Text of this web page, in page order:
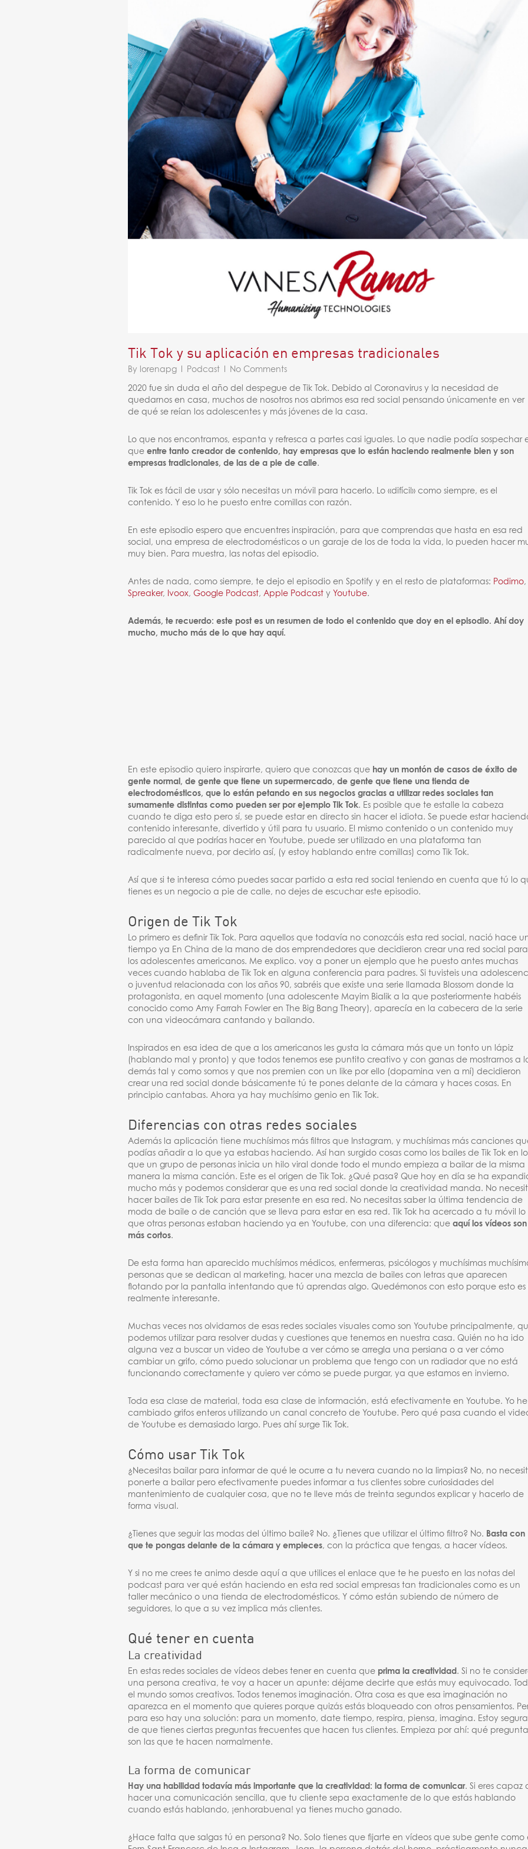
Tik Tok y su aplicación en empresas tradicionales
By lorenapg Podcast No Comments
2020 fue sin duda el año del despegue de Tik Tok. Debido al Coronavirus y la necesidad de
quedarnos en casa, muchos de nosotros nos abrimos esa red social pensando únicamente en ver
de qué se reían los adolescentes y más jóvenes de la casa.
Lo que nos encontramos, espanta y refresca a partes casi iguales. Lo que nadie podía sospechar
queentre tanto creador de contenido, hay empresas que lo están haciendo realmente bien y son
empresas tradicionales, de las de a pie de calle.
Tik Tok es fácil de usar y sólo necesitas un móvil para hacerlo. Lo «difícil» como siempre, es el
contenido. Y eso lo he puesto entre comillas con razón.
En este episodio espero que encuentres inspiración, para que comprendas que hasta en esa red
social, una empresa de electrodomésticos o un garaje de los de toda la vida, lo pueden hacer
muy bien. Para muestra, las notas del episodio.
Antes de nada, como siempre, te dejo el episodio en Spotify y en el resto de plataformas: Podimo,
Spreaker, Ivoox,Google Podcast, Apple Podcast y Youtube.
Además, te recuerdo: este post es un resumen de todo el contenido que doy en el episodio. Ahí doy
mucho, mucho más de lo que hay aquí.
En este episodio quiero inspirarte, quiero que conozcas que hay un montón de casos de éxito de
gente normal, de gente que tiene un supermercado, de gente que tiene una tienda de
electrodomésticos, que lo están petando en sus negocios gracias a utilizar redes sociales tan
sumamente distintas como pueden ser por ejemplo Tik Tok. Es posible que te estalle la cabeza
cuando te diga esto pero sí, se puede estar en directo sin hacer el idiota. Se puede estar
contenido interesante, divertido y útil para tu usuario. El mismo contenido o un contenido muy
parecido al que podrías hacer en Youtube, puede ser utilizado en una plataforma tan
radicalmente nueva, por decirlo así, (y estoy hablando entre comillas) como Tik Tok.
Así que si te interesa cómo puedes sacar partido a esta red social teniendo en cuenta que tú lo
tienes es un negocio a pie de calle, no dejes de escuchar este episodio.
Origen de Tik Tok
Lo primero es definir Tik Tok. Para aquellos que todavía no conozcáis esta red social, nació hace
tiempo ya En China de la mano de dos emprendedores que decidieron crear una red social para
los adolescentes americanos. Me explico. voy a poner un ejemplo que he puesto antes muchas
veces cuando hablaba de Tik Tok en alguna conferencia para padres. Si tuvisteis una
o juventud relacionada con los años 90, sabréis que existe una serie llamada Blossom donde la
protagonista, en aquel momento (una adolescente Mayim Bialik a la que posteriormente habéis
conocido como Amy Farrah Fowler en The Big Bang Theory), aparecía en la cabecera de la serie
con una videocámara cantando y bailando.
Inspirados en esa idea de que a los americanos les gusta la cámara más que un tonto un lápiz
(hablando mal y pronto) y que todos tenemos ese puntito creativo y con ganas de mostrarnos a
demás tal y como somos y que nos premien con un like por ello (dopamina ven a mí) decidieron
crear una red social donde básicamente tú te pones delante de la cámara y haces cosas. En
principio cantabas. Ahora ya hay muchísimo genio en Tik Tok.
Diferencias con otras redes sociales
Además la aplicación tiene muchísimos más filtros que Instagram, y muchísimas más canciones
podías añadir a lo que ya estabas haciendo. Así han surgido cosas como los bailes de Tik Tok en
que un grupo de personas inicia un hilo viral donde todo el mundo empieza a bailar de la misma
manera la misma canción. Este es el origen de Tik Tok. ¿Qué pasa? Que hoy en día se ha
mucho más y podemos considerar que es una red social donde la creatividad manda. No
hacer bailes de Tik Tok para estar presente en esa red. No necesitas saber la última tendencia de
moda de baile o de canción que se lleva para estar en esa red. Tik Tok ha acercado a tu móvil lo
que otras personas estaban haciendo ya en Youtube, con una diferencia: queaquí los vídeos son
más cortos.
De esta forma han aparecido muchísimos médicos, enfermeras, psicólogos y muchísimas
personas que se dedican al marketing, hacer una mezcla de bailes con letras que aparecen
flotando por la pantalla intentando que tú aprendas algo. Quedémonos con esto porque esto es
realmente interesante.
Muchas veces nos olvidamos de esas redes sociales visuales como son Youtube principalmente,
podemos utilizar para resolver dudas y cuestiones que tenemos en nuestra casa. Quién no ha ido
alguna vez a buscar un video de Youtube a ver cómo se arregla una persiana o a ver cómo
cambiar un grifo, cómo puedo solucionar un problema que tengo con un radiador que no está
funcionando correctamente y quiero ver cómo se puede purgar, ya que estamos en invierno.
Toda esa clase de material, toda esa clase de información, está efectivamente en Youtube. Yo he
cambiado grifos enteros utilizando un canal concreto de Youtube. Pero qué pasa cuando el
de Youtube es demasiado largo. Pues ahí surge Tik Tok.
Cómo usar Tik Tok
¿Necesitas bailar para informar de qué le ocurre a tu nevera cuando no la limpias? No, no
ponerte a bailar pero efectivamente puedes informar a tus clientes sobre curiosidades del
mantenimiento de cualquier cosa, que no te lleve más de treinta segundos explicar y hacerlo de
forma visual.
¿Tienes que seguir las modas del último baile? No. ¿Tienes que utilizar el último filtro? No. Basta con
que te pongas delante de la cámara y empieces, con la práctica que tengas, a hacer vídeos.
Y si no me crees te animo desde aquí a que utilices el enlace que te he puesto en las notas del
podcast para ver qué están haciendo en esta red social empresas tan tradicionales como es un
taller mecánico o una tienda de electrodomésticos. Y cómo están subiendo de número de
seguidores, lo que a su vez implica más clientes.
Qué tener en cuenta
La creatividad
En estas redes sociales de vídeos debes tener en cuenta que prima la creatividad . Si no te
una persona creativa, te voy a hacer un apunte: déjame decirte que estás muy equivocado.
el mundo somos creativos. Todos tenemos imaginación. Otra cosa es que esa imaginación no
aparezca en el momento que quieres porque quizás estás bloqueado con otros pensamientos.
para eso hay una solución: para un momento, date tiempo, respira, piensa, imagina. Estoy segura
de que tienes ciertas preguntas frecuentes que hacen tus clientes. Empieza por ahí: qué
son las que te hacen normalmente.
La forma de comunicar
Hay una habilidad todavía más importante que la creatividad: la forma de comunicar. Si eres capaz
hacer una comunicación sencilla, que tu cliente sepa exactamente de lo que estás hablando
cuando estás hablando, ¡enhorabuena! ya tienes mucho ganado.
¿Hace falta que salgas tú en persona? No. Solo tienes que fijarte en vídeos que sube gente como